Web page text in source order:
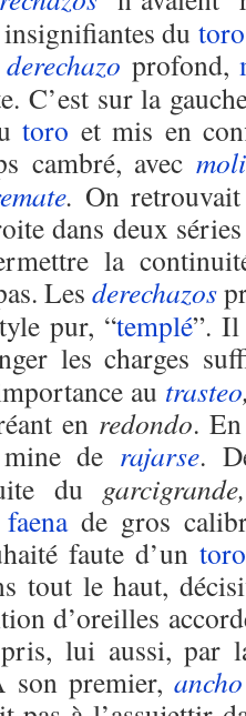
du toro
derechazo profond,
C’est sur la
toro et mis en
cambré, avec
. On
dans deux
la
Les derechazos
pur, “templé”. Il
les charges
au trasteo
enredondo.
de rajarse.
du garcigrande,
faenade gros
faute d’un toro
tout le haut,
d’oreilles
lui aussi, par
son premier,ancho